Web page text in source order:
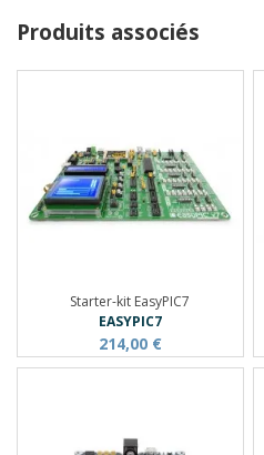
Produits associés
Starter-kit EasyPIC7
EASYPIC7
214,00 €